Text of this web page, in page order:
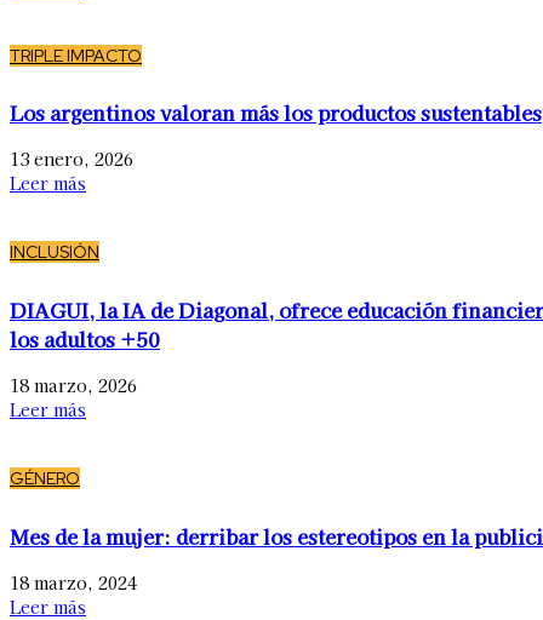
TRIPLE IMPACTO
Los argentinos valoran más los productos sustentables
13 enero, 2026
Leer más
INCLUSIÓN
DIAGUI, la IA de Diagonal, ofrece educación
los adultos +50
18 marzo, 2026
Leer más
GÉNERO
Mes de la mujer: derribar los estereotipos en la
18 marzo, 2024
Leer más